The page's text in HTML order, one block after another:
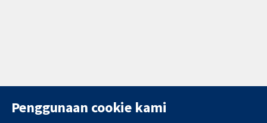
Penggunaan cookie kami